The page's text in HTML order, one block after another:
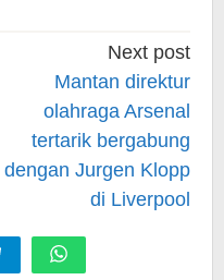
Next post
Mantan direktur
olahraga Arsenal
tertarik bergabung
dengan Jurgen Klopp
di Liverpool